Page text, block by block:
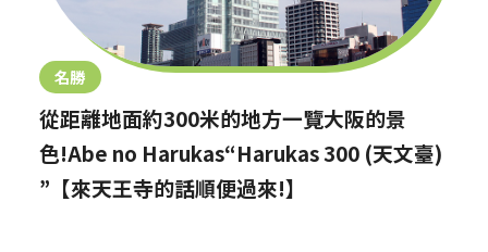
名勝
從距離地面約300米的地方一覽大阪的景
色!Abe no Harukas“Harukas 300 (天文臺)
”【來天王寺的話順便過來!】